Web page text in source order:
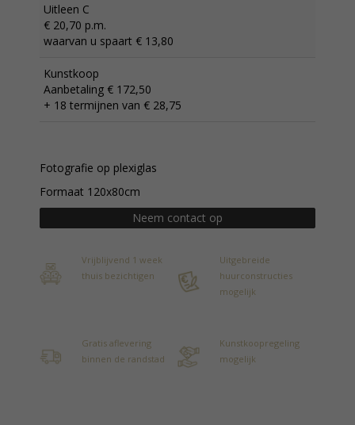
Uitleen C
€ 20,70 p.m.
waarvan u spaart € 13,80
Kunstkoop
Aanbetaling € 172,50
+ 18 termijnen van € 28,75
Fotografie op plexiglas
Formaat 120x80cm
Neem contact op
Vrijblijvend 1 week
thuis bezichtigen
Uitgebreide
huurconstructies
mogelijk
Gratis aflevering
binnen de randstad
Kunstkoopregeling
mogelijk